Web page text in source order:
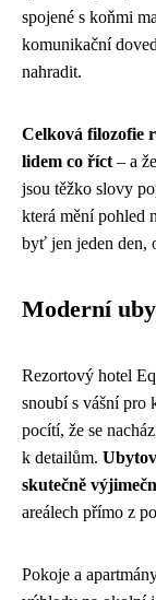
spojené s koňmi
komunikační
nahradit.
Celková filozofie
lidem co říct – a
jsou těžko slovy
která mění pohled
byť jen jeden den,
Moderní
Rezortový hotel
snoubí s vášní pro
pocítí, že se
k detailům.
skutečně
areálech přímo z
Pokoje a